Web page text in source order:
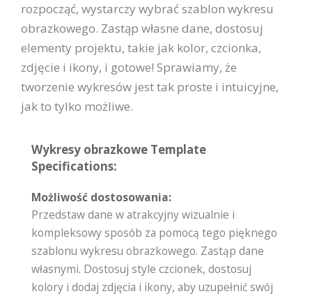
rozpocząć, wystarczy wybrać szablon wykresu
obrazkowego. Zastąp własne dane, dostosuj
elementy projektu, takie jak kolor, czcionka,
zdjęcie i ikony, i gotowe! Sprawiamy, że
tworzenie wykresów jest tak proste i intuicyjne,
jak to tylko możliwe.
Wykresy obrazkowe Template
Specifications:
Możliwość dostosowania:
Przedstaw dane w atrakcyjny wizualnie i
kompleksowy sposób za pomocą tego pięknego
szablonu wykresu obrazkowego. Zastąp dane
własnymi. Dostosuj style czcionek, dostosuj
kolory i dodaj zdjęcia i ikony, aby uzupełnić swój